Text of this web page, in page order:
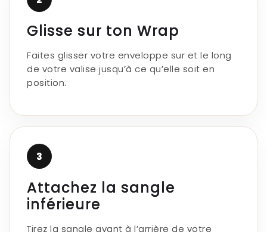
Glisse sur ton Wrap
Faites glisser votre enveloppe sur et le long
de votre valise jusqu’à ce qu’elle soit en
position.
3
Attachez la sangle
inférieure
Tirez la sangle avant à l’arrière de votre